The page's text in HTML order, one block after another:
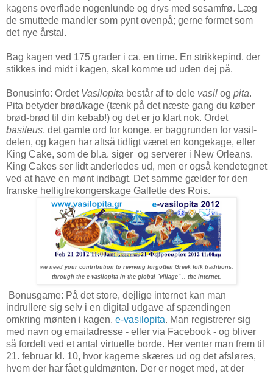
kagens overflade nogenlunde og drys med sesamfrø. Læg
de smuttede mandler som pynt ovenpå; gerne formet som
det nye årstal.
Bag kagen ved 175 grader i ca. en time. En strikkepind, der
stikkes ind midt i kagen, skal komme ud uden dej på.
Bonusinfo: Ordet Vasilopita består af to dele vasil og pita.
Pita betyder brød/kage (tænk på det næste gang du køber
brød-brød til din kebab!) og det er jo klart nok. Ordet
basileus, det gamle ord for konge, er baggrunden for vasil-
delen, og kagen har altså tidligt været en kongekage, eller
King Cake, som de bl.a. siger og serverer i New Orleans.
King Cakes ser lidt anderledes ud, men er også kendetegnet
ved at have en mønt indbagt. Det samme gælder for den
franske helligtrekongerskage Gallette des Rois.
we need your contribution to reviving forgotten Greek folk traditions,
through the e-vasilopita in the global "village" .. the internet.
Bonusgame: På det store, dejlige internet kan man
indrullere sig selv i en digital udgave af spændingen
omkring mønten i kagen, e-vasilopita. Man registrerer sig
med navn og emailadresse - eller via Facebook - og bliver
så fordelt ved et antal virtuelle borde. Her venter man frem til
21. februar kl. 10, hvor kagerne skæres ud og det afsløres,
hvem der har fået guldmønten. Der er noget med, at der